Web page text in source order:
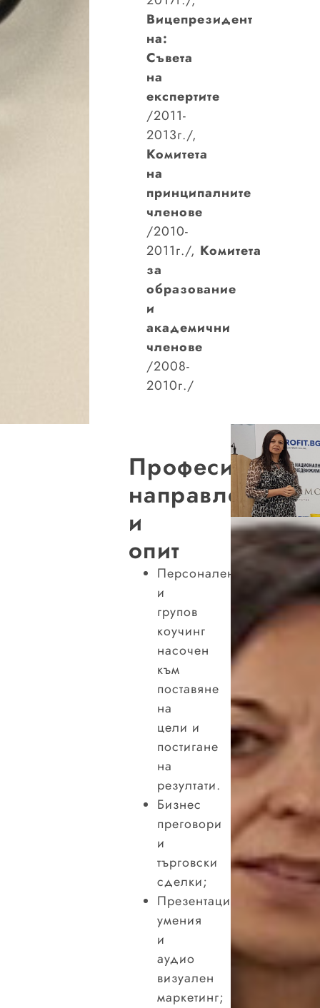
Вицепрезидент
на:
Съвета
на
експертите
/2011-
2013г./,
Комитета
на
принципалните
членове
/2010-
2011г./, Комитета
за
образование
и
академични
членове
/2008-
2010г./
направления
и
опит
Персонален
и
групов
коучинг
насочен
към
поставяне
на
цели и
постигане
на
резултати.
Бизнес
преговори
и
търговски
сделки;
Презентационни
умения
и
аудио
визуален
маркетинг;